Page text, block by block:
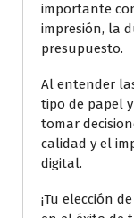
importante
impresión, la
presupuesto.
Al entender
tipo de papel
tomar
calidad y el
digital.
¡Tu elección